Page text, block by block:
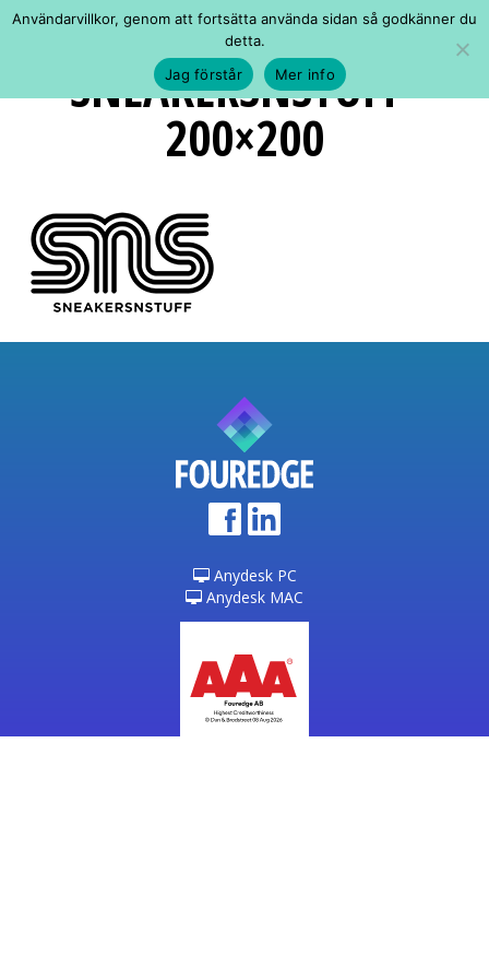
SNEAKERSNSTUFF-
200×200
Anydesk PC
Anydesk MAC
Användarvillkor, genom att fortsätta använda sidan så godkänner du
detta.
Jag förstår
Mer info